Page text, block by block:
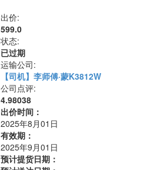
出价:
599.0
状态:
已过期
运输公司:
【司机】李师傅·蒙K3812W
公司点评:
4.98038
出价时间：
2025年8月01日
有效期：
2025年9月01日
预计提货日期：